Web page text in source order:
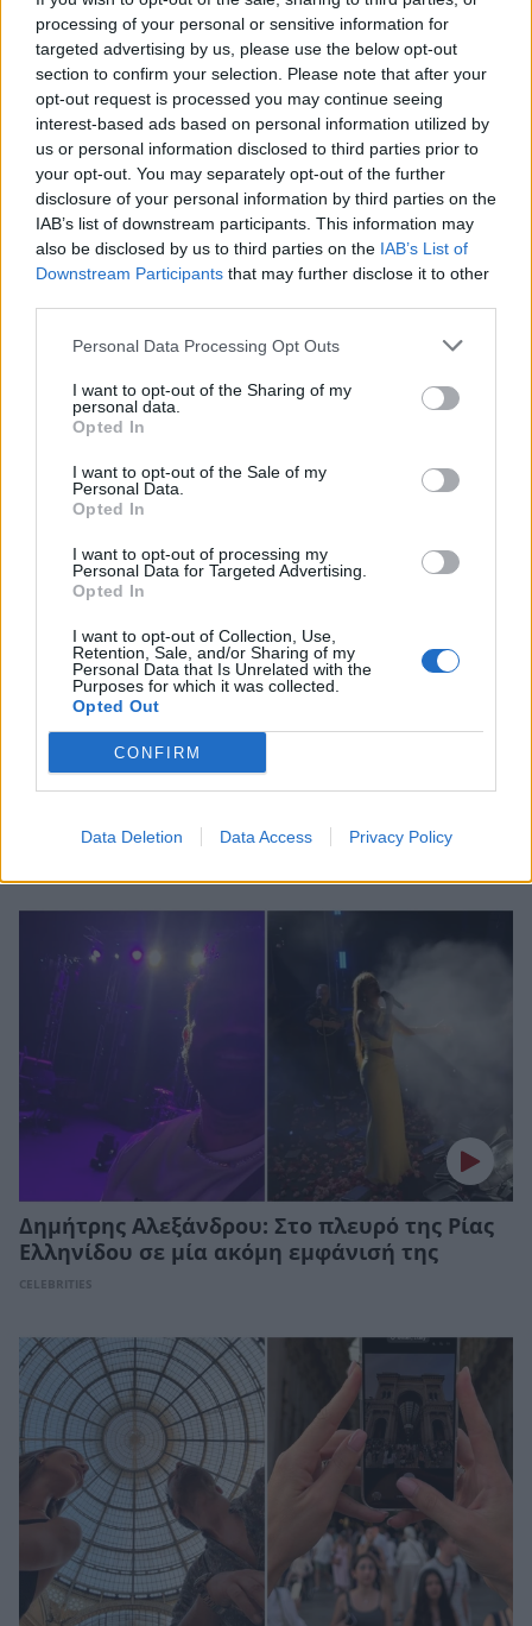
processing of your personal or sensitive information for
targeted advertising by us, please use the below opt-out
section to confirm your selection. Please note that after your
opt-out request is processed you may continue seeing
interest-based ads based on personal information utilized by
us or personal information disclosed to third parties prior to
your opt-out. You may separately opt-out of the further
disclosure of your personal information by third parties on the
IAB’s list of downstream participants. This information may
also be disclosed by us to third parties on the IAB’s List of
Downstream Participants that may further disclose it to other
Personal Data Processing Opt Outs
I want to opt-out of the Sharing of my
personal data.
Opted In
I want to opt-out of the Sale of my
Personal Data.
Opted In
I want to opt-out of processing my
Personal Data for Targeted Advertising.
Opted In
I want to opt-out of Collection, Use,
Retention, Sale, and/or Sharing of my
Personal Data that Is Unrelated with the
Purposes for which it was collected.
Opted Out
CONFIRM
Data Deletion Data Access Privacy Policy
Βίκυ Καγιά: Στη Μύκονο μαζί με την κόρη
CELEBRITIES
Ανδρομάχη: Μπερδεύτηκε με τους σταθμούς
της περιοδείας της – Το επικό λάθος με
Μέθανα και Μεθώνη
Δημήτρης Αλεξάνδρου: Στο πλευρό της Ρίας
Ελληνίδου σε μία ακόμη εμφάνισή της
CELEBRITIES